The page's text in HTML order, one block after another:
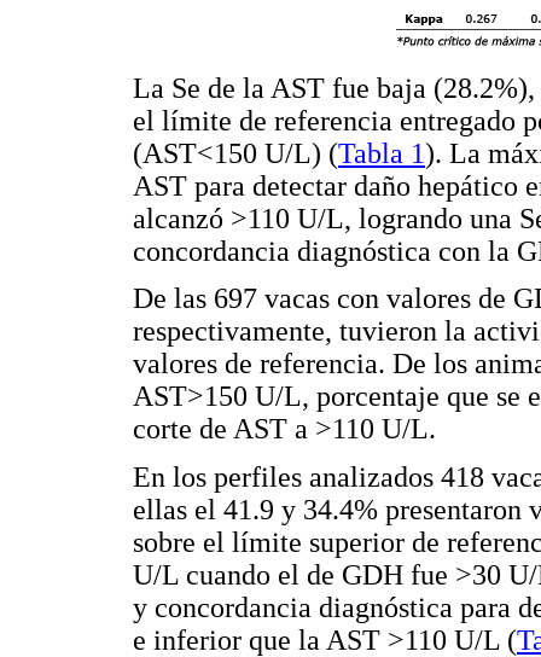
La Se de la AST fue baja
el límite de referencia entregado
(AST<150 U/L) (Tabla 1). La
AST para detectar daño hepático
alcanzó >110 U/L, logrando una
concordancia diagnóstica con la
De las 697 vacas con valores de
respectivamente, tuvieron la
valores de referencia. De los
AST>150 U/L, porcentaje que se
corte de AST a >110 U/L.
En los perfiles analizados 418
ellas el 41.9 y 34.4% presentaron
sobre el límite superior de
U/L cuando el de GDH fue >30
y concordancia diagnóstica para
e inferior que la AST >110 U/L (